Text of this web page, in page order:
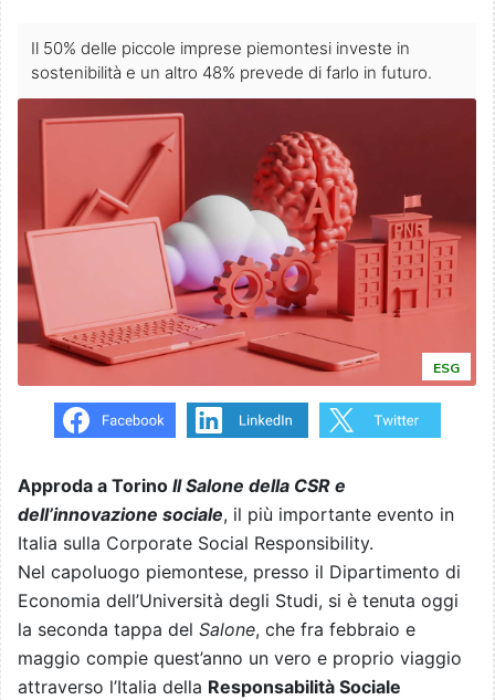
Il 50% delle piccole imprese piemontesi investe in
sostenibilità e un altro 48% prevede di farlo in futuro.
ESG
Approda a Torino Il Salone della CSR e
dell’innovazione sociale, il più importante evento in
Italia sulla Corporate Social Responsibility.
Nel capoluogo piemontese, presso il Dipartimento di
Economia dell’Università degli Studi, si è tenuta oggi
la seconda tappa del Salone, che fra febbraio e
maggio compie quest’anno un vero e proprio viaggio
attraverso l’Italia della Responsabilità Sociale